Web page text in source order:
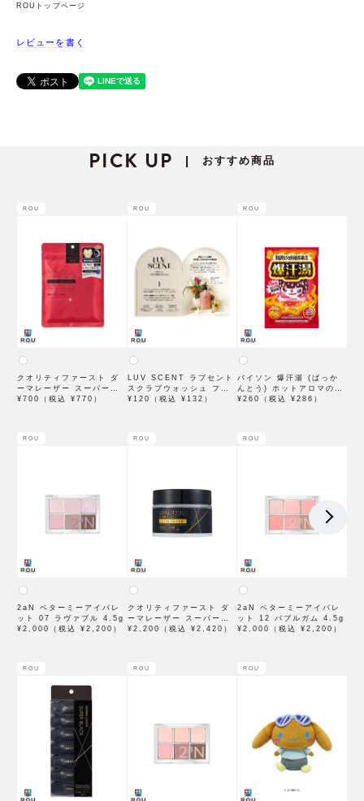
ROUトップページ
レビューを書く
PICK UP | おすすめ商品
ROU
クオリティファースト ダ
ーマレーザー スーパーレ
チノール100マスク 7枚入
¥700（税込 ¥770）
ROU
LUV SCENT ラブセント
スクラブウォッシュ フラ
ワーマーケット トライア
¥120（税込 ¥132）
ROU
バイソン 爆汗湯 (ばっか
んとう) ホットアロマの香
り 60g 入浴剤
¥260（税込 ¥286）
ROU
2aN ベターミーアイパレ
ット 07 ラヴァブル 4.5g
¥2,000（税込 ¥2,200）
ROU
クオリティファースト ダ
ーマレーザー スーパーブ
ラックVC100クリーム
¥2,200（税込 ¥2,420）
ROU
2aN ベターミーアイパレ
ット 12 バブルガム 4.5g
¥2,000（税込 ¥2,200）
ROU ROU ROU